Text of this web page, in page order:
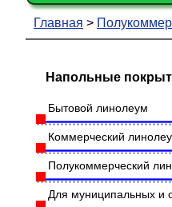
Главная >
Напольные
Бытовой линолеум
Коммерческий
Полукоммерческий
Для муниципальных и